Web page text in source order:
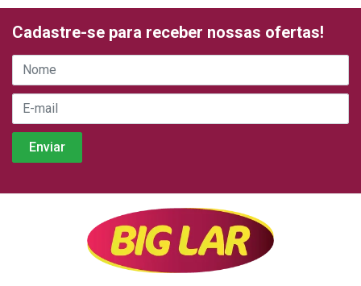
Cadastre-se para receber nossas ofertas!